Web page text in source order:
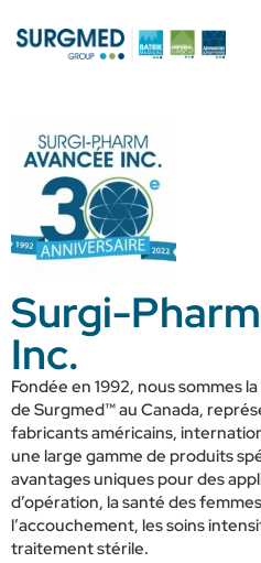
Surgi-
Inc.
Fondée en 1992, nous sommes
de Surgmed™ au Canada,
fabricants américains,
une large gamme de produits
avantages uniques pour des
d’opération, la santé des
l’accouchement, les soins
traitement stérile.